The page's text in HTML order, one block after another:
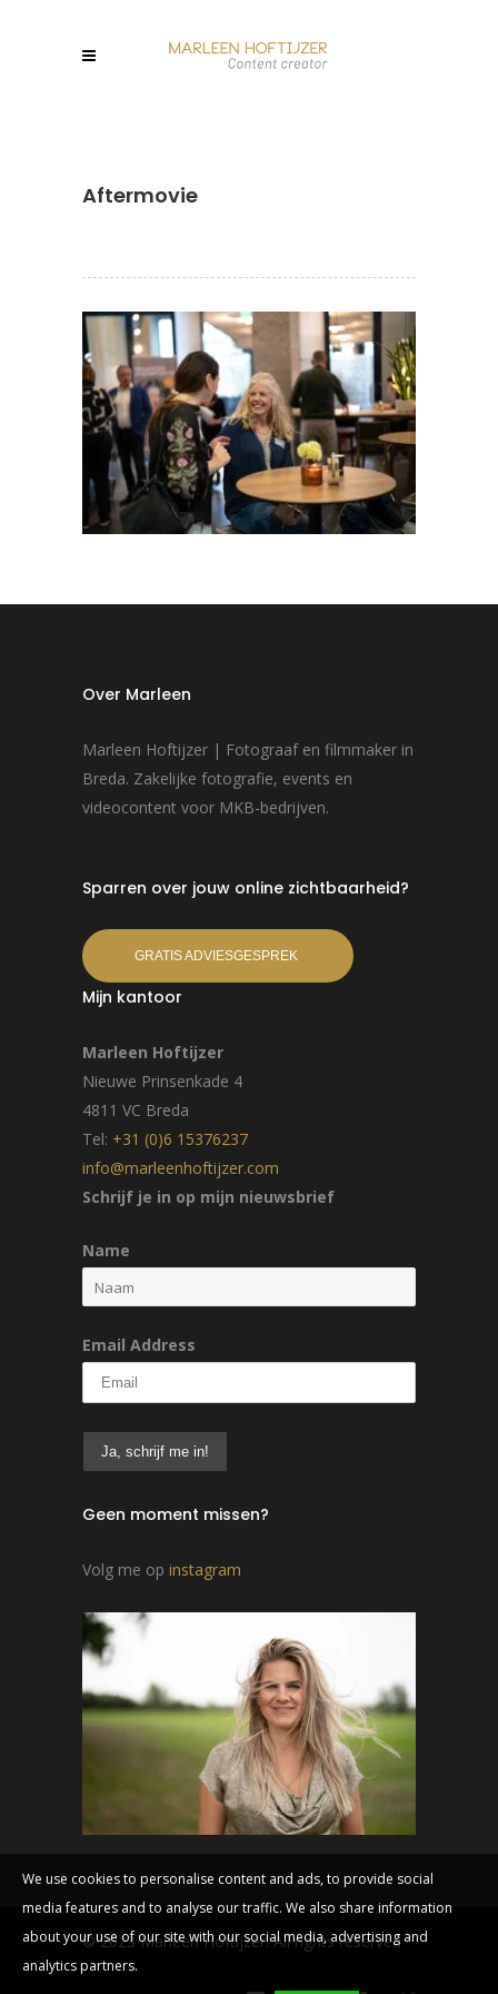
Aftermovie
Over Marleen
Marleen Hoftijzer | Fotograaf en filmmaker in
Breda. Zakelijke fotografie, events en
videocontent voor MKB-bedrijven.
Sparren over jouw online zichtbaarheid?
GRATIS ADVIESGESPREK
Mijn kantoor
Marleen Hoftijzer
Nieuwe Prinsenkade 4
4811 VC Breda
Tel: +31 (0)6 15376237
info@marleenhoftijzer.com
Schrijf je in op mijn nieuwsbrief
Name
Email Address
Geen moment missen?
Volg me op instagram
© 2023 Marleen Hoftijzer. All rights reserved
We use cookies to personalise content and ads, to provide social
media features and to analyse our traffic. We also share information
about your use of our site with our social media, advertising and
analytics partners.